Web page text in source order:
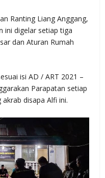
Ranting Liang Anggang,
ini digelar setiap tiga
dan Aturan Rumah
isi AD / ART 2021 –
Parapatan setiap
disapa Alfi ini.